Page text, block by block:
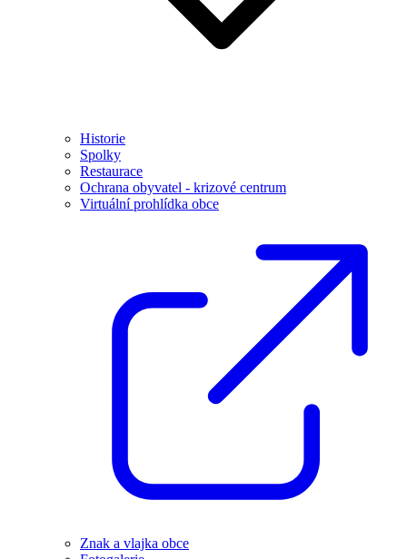
Historie
Spolky
Restaurace
Ochrana obyvatel - krizové centrum
Virtuální prohlídka obce
Znak a vlajka obce